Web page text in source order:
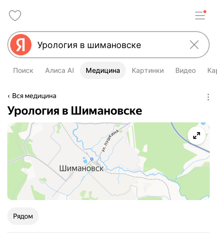
Поиск Алиса AI Медицина Картинки Видео
Вся медицина
Урология в Шимановске
Рядом